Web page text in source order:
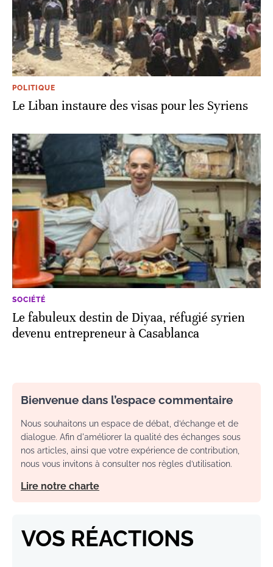
POLITIQUE
Le Liban instaure des visas pour les Syriens
SOCIÉTÉ
Le fabuleux destin de Diyaa, réfugié syrien
devenu entrepreneur à Casablanca
Bienvenue dans l’espace commentaire
Nous souhaitons un espace de débat, d’échange et de
dialogue. Afin d'améliorer la qualité des échanges sous
nos articles, ainsi que votre expérience de contribution,
nous vous invitons à consulter nos règles d’utilisation.
Lire notre charte
VOS RÉACTIONS